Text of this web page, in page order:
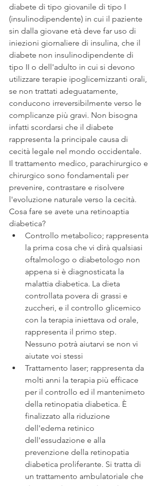
diabete di tipo giovanile di tipo I
(insulinodipendente) in cui il paziente
sin dalla giovane età deve far uso di
iniezioni giornaliere di insulina, che il
diabete non insulinodipendente di
tipo II o dell'adulto in cui si devono
utilizzare terapie ipoglicemizzanti orali,
se non trattati adeguatamente,
conducono irreversibilmente verso le
complicanze più gravi. Non bisogna
infatti scordarsi che il diabete
rappresenta la principale causa di
cecità legale nel mondo occidentale.
Il trattamento medico, parachirurgico e
chirurgico sono fondamentali per
prevenire, contrastare e risolvere
l'evoluzione naturale verso la cecità.
Cosa fare se avete una retinoaptia
diabetica?
Controllo metabolico; rappresenta
la prima cosa che vi dirà qualsiasi
oftalmologo o diabetologo non
appena si è diagnosticata la
malattia diabetica. La dieta
controllata povera di grassi e
zuccheri, e il controllo glicemico
con la terapia iniettava od orale,
rappresenta il primo step.
Nessuno potrà aiutarvi se non vi
aiutate voi stessi
Trattamento laser; rappresenta da
molti anni la terapia più efficace
per il controllo ed il mantenimeto
della retinopatia diabetica. È
finalizzato alla riduzione
dell'edema retinico
dell'essudazione e alla
prevenzione della retinopatia
diabetica proliferante. Si tratta di
un trattamento ambulatoriale che